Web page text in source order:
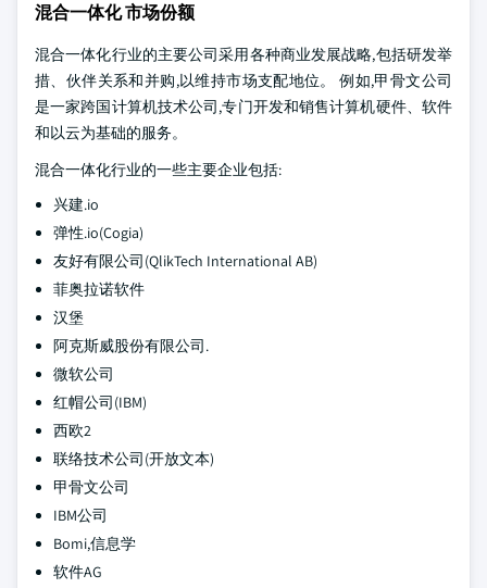
混合一体化 市场份额
混合一体化行业的主要公司采用各种商业发展战略,包括研发举
措、伙伴关系和并购,以维持市场支配地位。 例如,甲骨文公司
是一家跨国计算机技术公司,专门开发和销售计算机硬件、软件
和以云为基础的服务。
混合一体化行业的一些主要企业包括:
兴建.io
弹性.io(Cogia)
友好有限公司(QlikTech International AB)
菲奥拉诺软件
汉堡
阿克斯威股份有限公司.
微软公司
红帽公司(IBM)
西欧2
联络技术公司(开放文本)
甲骨文公司
IBM公司
Bomi,信息学
软件AG